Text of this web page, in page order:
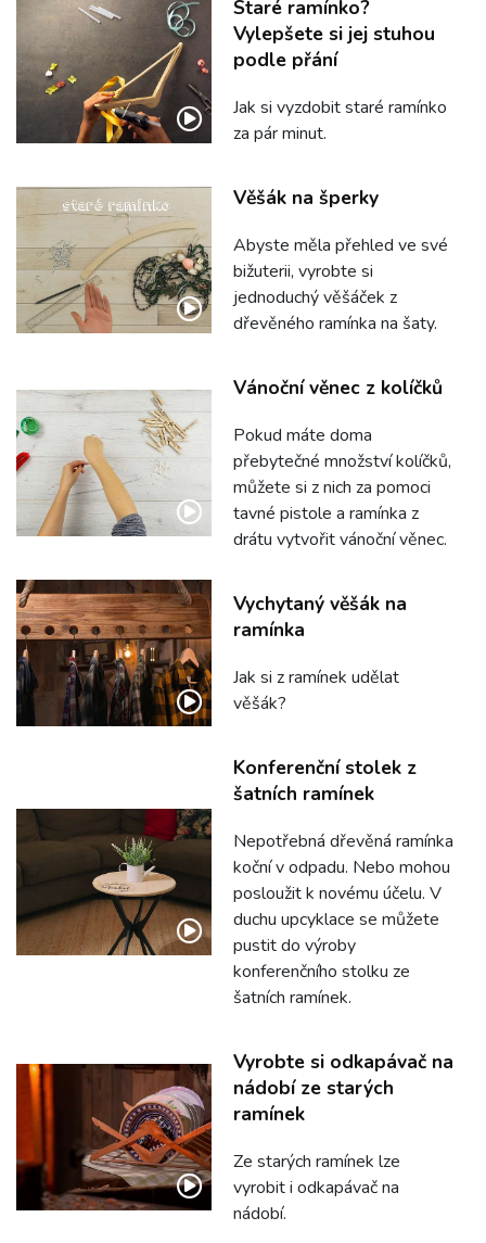
Staré ramínko?
Vylepšete si jej stuhou
podle přání
Jak si vyzdobit staré ramínko
za pár minut.
Věšák na šperky
Abyste měla přehled ve své
bižuterii, vyrobte si
jednoduchý věšáček z
dřevěného ramínka na šaty.
Vánoční věnec z kolíčků
Pokud máte doma
přebytečné množství kolíčků,
můžete si z nich za pomoci
tavné pistole a ramínka z
drátu vytvořit vánoční věnec.
Vychytaný věšák na
ramínka
Jak si z ramínek udělat
věšák?
Konferenční stolek z
šatních ramínek
Nepotřebná dřevěná ramínka
koční v odpadu. Nebo mohou
posloužit k novému účelu. V
duchu upcyklace se můžete
pustit do výroby
konferenčního stolku ze
šatních ramínek.
Vyrobte si odkapávač na
nádobí ze starých
ramínek
Ze starých ramínek lze
vyrobit i odkapávač na
nádobí.